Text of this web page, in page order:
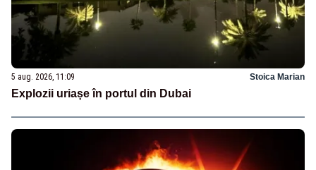
5 aug. 2026, 11:09 Stoica Marian
Explozii uriașe în portul din Dubai